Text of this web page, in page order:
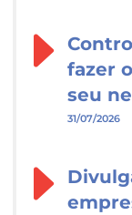
fazer
seu
31/07/2026